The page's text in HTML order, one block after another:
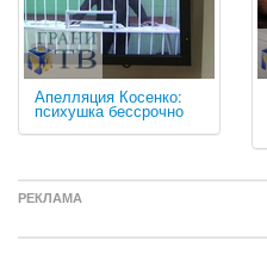
Апелляция Косенко:
психушка бессрочно
РЕКЛАМА